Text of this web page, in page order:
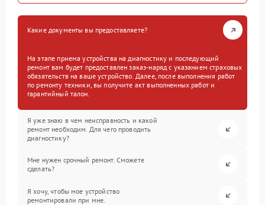
Какие документы вы предоставляете?
На этапе приема устройства на диагностику и последующий
ремонт вам будет предоставлен заказ-наряд с указанием страховых
обязательств на ваше устройство. Далее, после выполнения работ
по ремонту техники, вы получите акт выполненных работ и
гарантийный талон.
Я уже знаю в чем неисправность и какой
ремонт необходим. Для чего проводить
диагностику?
Мне нужен срочный ремонт. Сможете
сделать?
Я хочу, чтобы мое устройство
ремонтировали при мне.